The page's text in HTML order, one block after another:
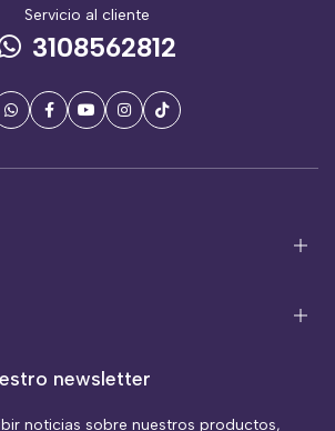
Servicio al cliente
3108562812
newsletter
noticias sobre nuestros productos,